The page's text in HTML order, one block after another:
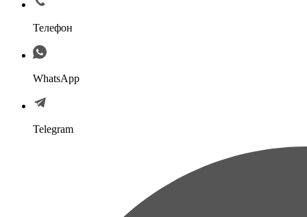
Телефон
WhatsApp
Telegram